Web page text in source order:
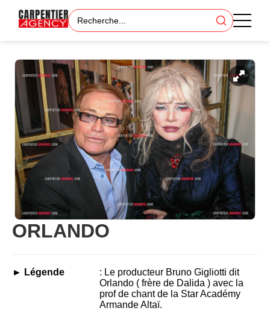
ORLANDO
► Légende
: Le producteur Bruno Gigliotti dit
Orlando ( frère de Dalida ) avec la
prof de chant de la Star Académy
Armande Altaï.